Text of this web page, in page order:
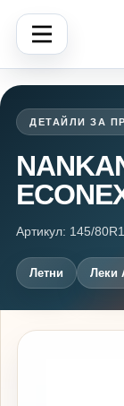
ДЕТАЙЛИ ЗА
Артикул: 145/
Летни Леки